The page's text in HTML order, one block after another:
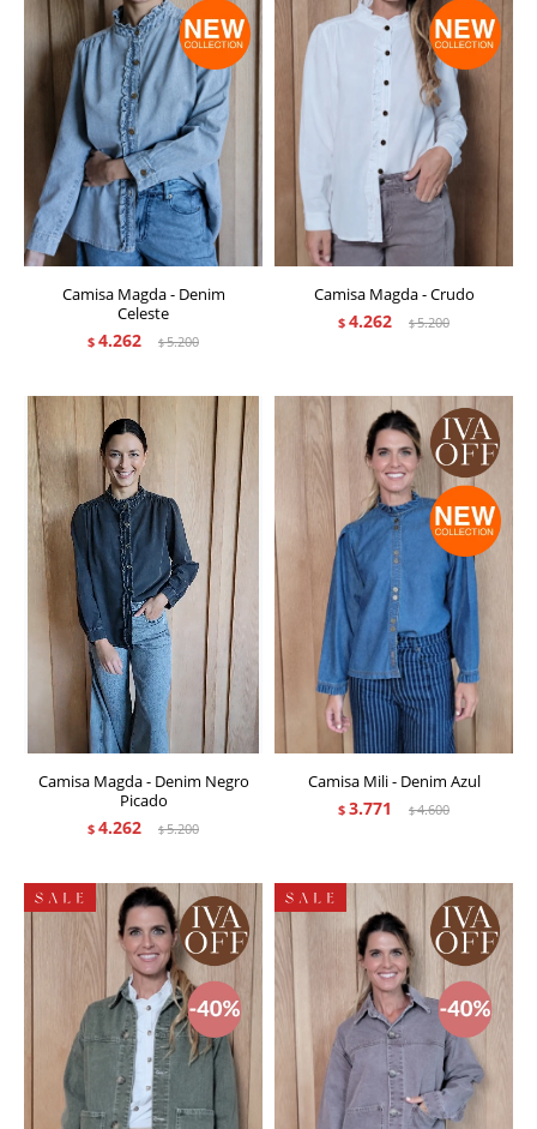
Camisa Magda - Denim
Celeste
$ 4.262 $5.200
Camisa Magda - Crudo
$ 4.262 $5.200
Camisa Magda - Denim Negro
Picado
$ 4.262 $5.200
Camisa Mili - Denim Azul
$ 3.771 $4.600